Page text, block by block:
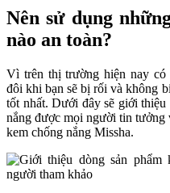
Nên sử dụng
nào an toàn?
Vì trên thị trường hiện nay có
đôi khi bạn sẽ bị rối và không
tốt nhất. Dưới đây sẽ giới
nắng được mọi người tin tưởng
kem chống nắng Missha.